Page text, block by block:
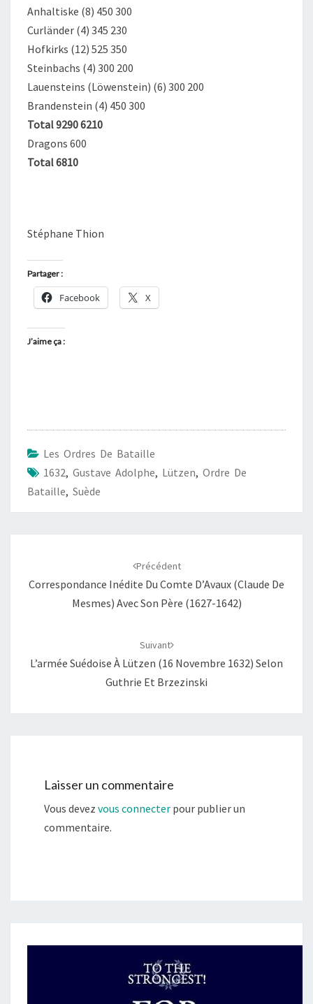
Anhaltiske (8) 450 300
Curländer (4) 345 230
Hofkirks (12) 525 350
Steinbachs (4) 300 200
Lauensteins (Löwenstein) (6) 300 200
Brandenstein (4) 450 300
Total 9290 6210
Dragons 600
Total 6810
Stéphane Thion
Partager :
Facebook X
J’aime ça :
Les Ordres De Bataille
1632, Gustave Adolphe, Lützen, Ordre De
Bataille, Suède
Précédent
Correspondance Inédite Du Comte D’Avaux (Claude De
Mesmes) Avec Son Père (1627-1642)
Suivant
L’armée Suédoise À Lützen (16 Novembre 1632) Selon
Guthrie Et Brzezinski
Laisser un commentaire
Vous devez vous connecter pour publier un
commentaire.